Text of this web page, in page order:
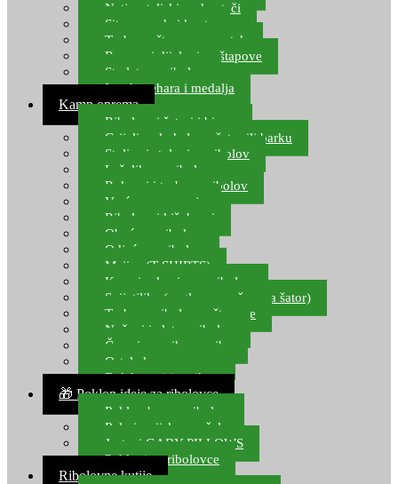
Natjecateljski podmetači
Sito, posude i kante
Torbe za štapove – match
Rezervni dijelovi za štapove
Starlete za ribolov
Izrada pehara i medalja
Kamp oprema
Ribolovni šatori i bivvy
Grijalice, kuhala za šator ili barku
Stolice i stolovi za ribolov
Ležaljke za ribolov
Ruksaci i torbe za ribolov
Vreće za spavanje
Ribolovni kišobrani
Obuća za ribolov
Odjeća za ribolov
Majice (T-SHIRTS)
Kape i rukavice za ribolov
Svijetiljke (naglavne, ručne, za šator)
Torbe za ribolovne štapove
Noževi i alat za ribolov
Čamci za prihranu ribe
Ostala kamp oprema
Dalekozori i optika
🎁 Poklon ideje za ribolovce
Poklon bon za ribolov
Polarizacijske naočale
Jastuci GABY PILLOWS
Pokloni za ribolovce
Ribolovne kutije